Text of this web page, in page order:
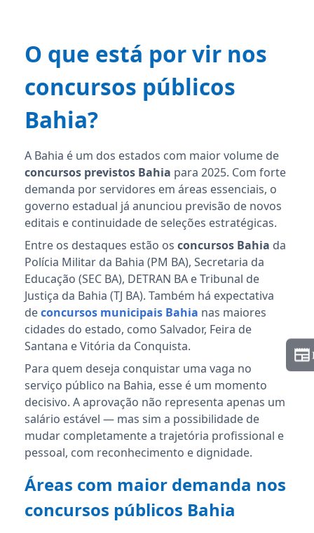
O que está por vir nos
concursos públicos
Bahia?
A Bahia é um dos estados com maior volume de
concursos previstos Bahia para 2025. Com forte
demanda por servidores em áreas essenciais, o
governo estadual já anunciou previsão de novos
editais e continuidade de seleções estratégicas.
Entre os destaques estão os concursos Bahia da
Polícia Militar da Bahia (PM BA), Secretaria da
Educação (SEC BA), DETRAN BA e Tribunal de
Justiça da Bahia (TJ BA). Também há expectativa
deconcursos municipais Bahia nas maiores
cidades do estado, como Salvador, Feira de
Santana e Vitória da Conquista.
Para quem deseja conquistar uma vaga no
serviço público na Bahia, esse é um momento
decisivo. A aprovação não representa apenas um
salário estável — mas sim a possibilidade de
mudar completamente a trajetória profissional e
pessoal, com reconhecimento e dignidade.
Áreas com maior demanda nos
concursos públicos Bahia